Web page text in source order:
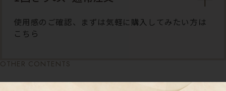
使用感のご確認、まずは気軽に購入してみたい方は
こちら
OTHER CONTENTS